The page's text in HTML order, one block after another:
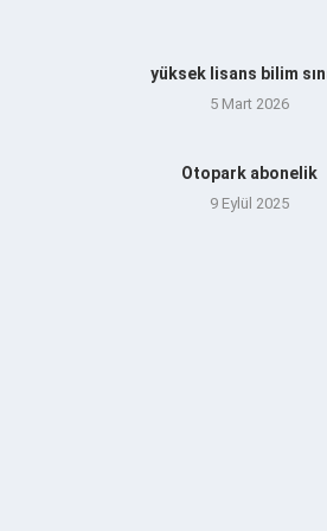
yüksek lisans bilim
5 Mart 2026
Otopark abonelik
9 Eylül 2025